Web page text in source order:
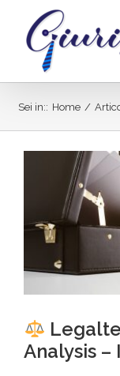
contenuto
Sei in:: Home /
Ingrandisci
immagine
Analysis –